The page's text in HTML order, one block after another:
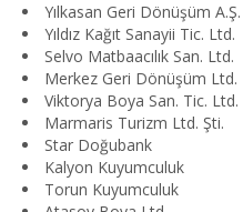
Yılkasan Geri Dönüşüm A.Ş.
Yıldız Kağıt Sanayii Tic. Ltd.
Selvo Matbaacılık San. Ltd.
Merkez Geri Dönüşüm Ltd.
Viktorya Boya San. Tic. Ltd.
Marmaris Turizm Ltd. Şti.
Star Doğubank
Kalyon Kuyumculuk
Torun Kuyumculuk